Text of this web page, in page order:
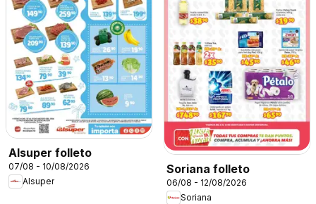
Alsuper folleto
07/08 - 10/08/2026
Alsuper
Soriana folleto
06/08 - 12/08/2026
Soriana